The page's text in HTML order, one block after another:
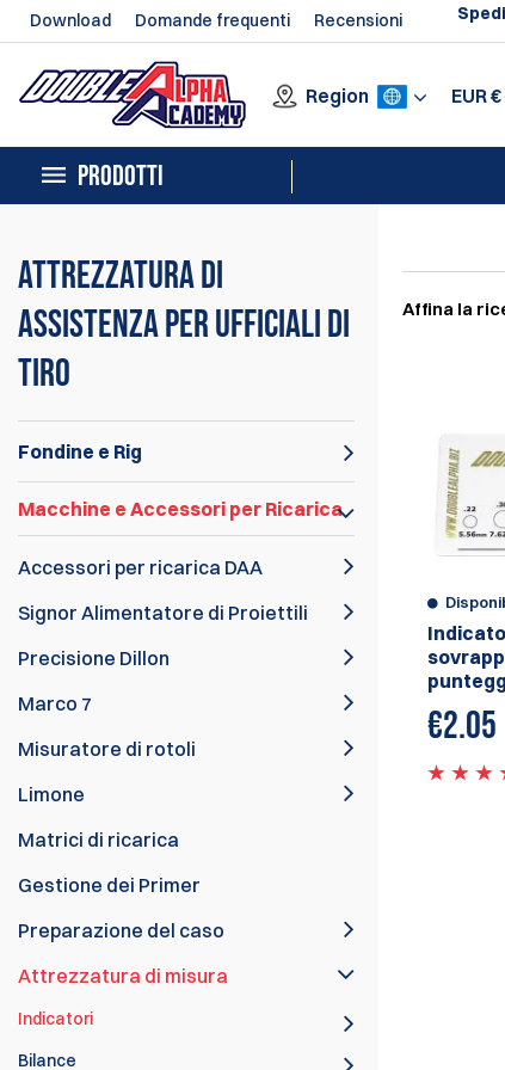
Download Domande frequenti Recensioni
Region EUR€
PRODOTTI
Attrezzatura di
assistenza per ufficiali di
tiro
Fondine e Rig
Macchine e Accessori per Ricarica
Accessori per ricarica DAA
Signor Alimentatore di Proiettili
Precisione Dillon
Marco 7
Misuratore di rotoli
Limone
Matrici di ricarica
Gestione dei Primer
Preparazione del caso
Attrezzatura di misura
Indicatori
Bilance
Affina la
€2.05